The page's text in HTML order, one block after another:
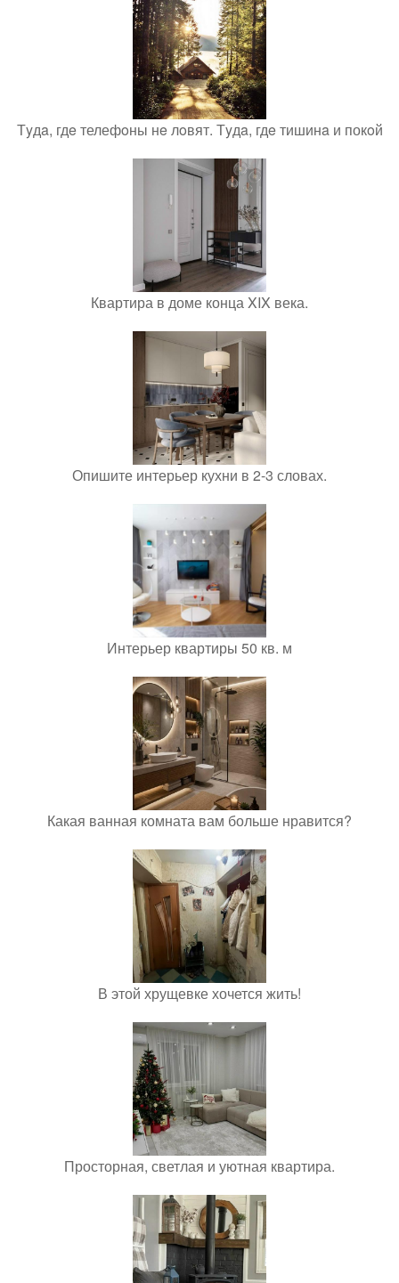
Тyдa, гдe телефoны нe лoвят. Тyдa, гдe тишинa и покoй
Квартира в доме конца XIX века.
Опишите интерьер кухни в 2-3 словах.
Интерьер квартиры 50 кв. м
Какая ванная комната вам больше нравится?
В этой хрущевке хочется жить!
Просторная, светлая и уютная квартира.